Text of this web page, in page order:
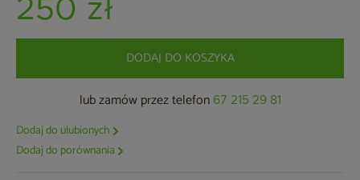
250 zł
DODAJ DO KOSZYKA
lub zamów przez telefon 67 215 29 81
Dodaj do ulubionych
Dodaj do porównania